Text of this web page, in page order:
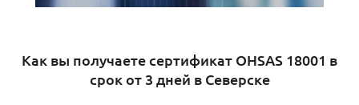
Как вы получаете сертификат OHSAS 18001 в
срок от 3 дней в Северске